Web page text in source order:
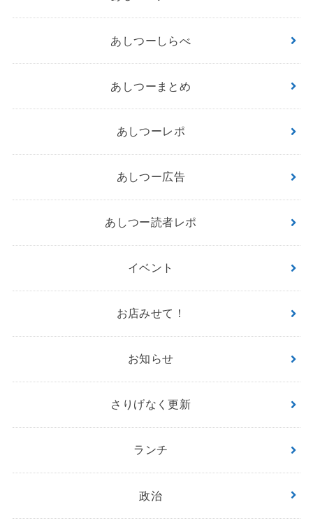
あしつーしらべ
あしつーまとめ
あしつーレポ
あしつー広告
あしつー読者レポ
イベント
お店みせて！
お知らせ
さりげなく更新
ランチ
政治